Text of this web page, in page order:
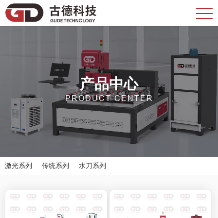
产品中心
PRODUCT CENTER
激光系列 传统系列 水刀系列